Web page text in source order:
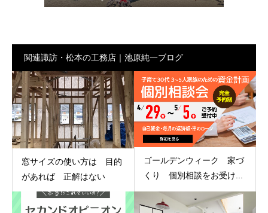
関連諏訪・松本の工務店｜池原純一ブログ
窓サイズの使い方は 目的
があれば 正解はない
ゴールデンウィーク 家づ
くり 個別相談をお受け...